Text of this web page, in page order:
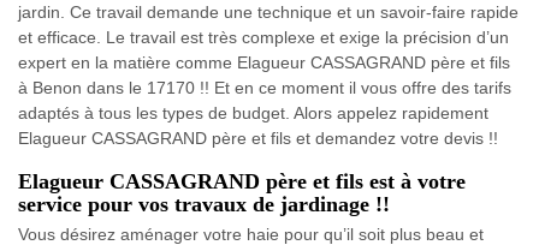
jardin. Ce travail demande une technique et un savoir-faire rapide
et efficace. Le travail est très complexe et exige la précision d’un
expert en la matière comme Elagueur CASSAGRAND père et fils
à Benon dans le 17170 !! Et en ce moment il vous offre des tarifs
adaptés à tous les types de budget. Alors appelez rapidement
Elagueur CASSAGRAND père et fils et demandez votre devis !!
Elagueur CASSAGRAND père et fils est à votre
service pour vos travaux de jardinage !!
Vous désirez aménager votre haie pour qu’il soit plus beau et